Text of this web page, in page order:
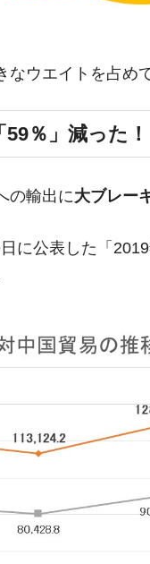
史。松山以前に最高位
馬が稼いだ金額とは？
ウエイトを占め
％」減った！
の輸出に大ブレー
に公表した「